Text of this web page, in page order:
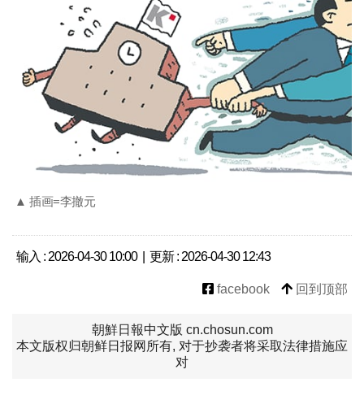
▲ 插画=李撤元
输入 : 2026-04-30 10:00 | 更新 : 2026-04-30 12:43
facebook 回到顶部
朝鮮日報中文版 cn.chosun.com
本文版权归朝鲜日报网所有, 对于抄袭者将采取法律措施应
对